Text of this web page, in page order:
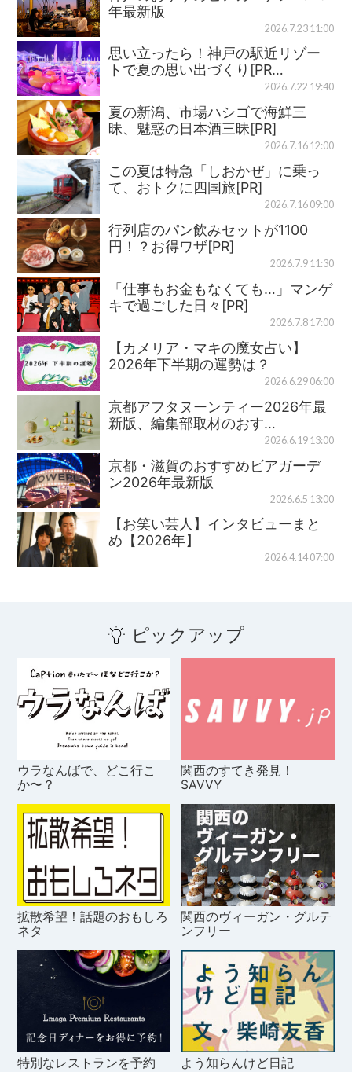
年最新版
2026.7.23 11:00
思い立ったら！神戸の駅近リゾー
トで夏の思い出づくり[PR…
2026.7.22 19:40
夏の新潟、市場ハシゴで海鮮三
昧、魅惑の日本酒三昧[PR]
2026.7.16 12:00
この夏は特急「しおかぜ」に乗っ
て、おトクに四国旅[PR]
2026.7.16 09:00
行列店のパン飲みセットが1100
円！？お得ワザ[PR]
2026.7.9 11:30
「仕事もお金もなくても…」マンゲ
キで過ごした日々[PR]
2026.7.8 17:00
【カメリア・マキの魔女占い】
2026年下半期の運勢は？
2026.6.29 06:00
京都アフタヌーンティー2026年最
新版、編集部取材のおす…
2026.6.19 13:00
京都・滋賀のおすすめビアガーデ
ン2026年最新版
2026.6.5 13:00
【お笑い芸人】インタビューまと
め【2026年】
2026.4.14 07:00
ピックアップ
ウラなんばで、どこ行こ
か〜？
関西のすてき発見！
SAVVY
拡散希望！話題のおもしろ
ネタ
関西のヴィーガン・グルテ
ンフリー
特別なレストランを予約 よう知らんけど日記